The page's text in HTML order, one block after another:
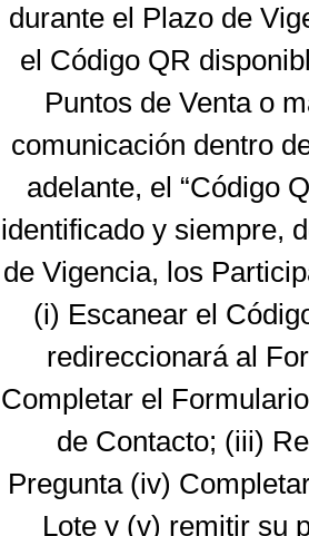
durante el Plazo de
el Código QR
Puntos de Venta o
comunicación dentro
adelante, el “Código
identificado y siempre,
de Vigencia, los
(i) Escanear el
redireccionará al
Completar el
de Contacto; (iii)
Pregunta (iv)
Lote y (v) remitir su